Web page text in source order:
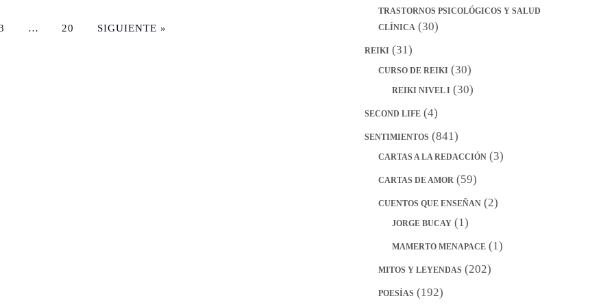
… 20 SIGUIENTE »
TRASTORNOS PSICOLÓGICOS Y SALUD
CLÍNICA(30)
REIKI (31)
CURSO DE REIKI (30)
REIKI NIVEL I (30)
SECOND LIFE(4)
SENTIMIENTOS (841)
CARTAS A LA REDACCIÓN(3)
CARTAS DE AMOR(59)
CUENTOS QUE ENSEÑAN(2)
JORGE BUCAY(1)
MAMERTO MENAPACE(1)
MITOS Y LEYENDAS (202)
POESÍAS (192)